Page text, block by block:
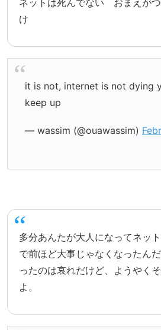
け
it is not, internet is not dying
keep up
— wassim (@ouawassim)
多分あんたが大人になってネッ
で前ほど大事じゃなくなったん
ったのは哀れだけど、ようやく
よ。